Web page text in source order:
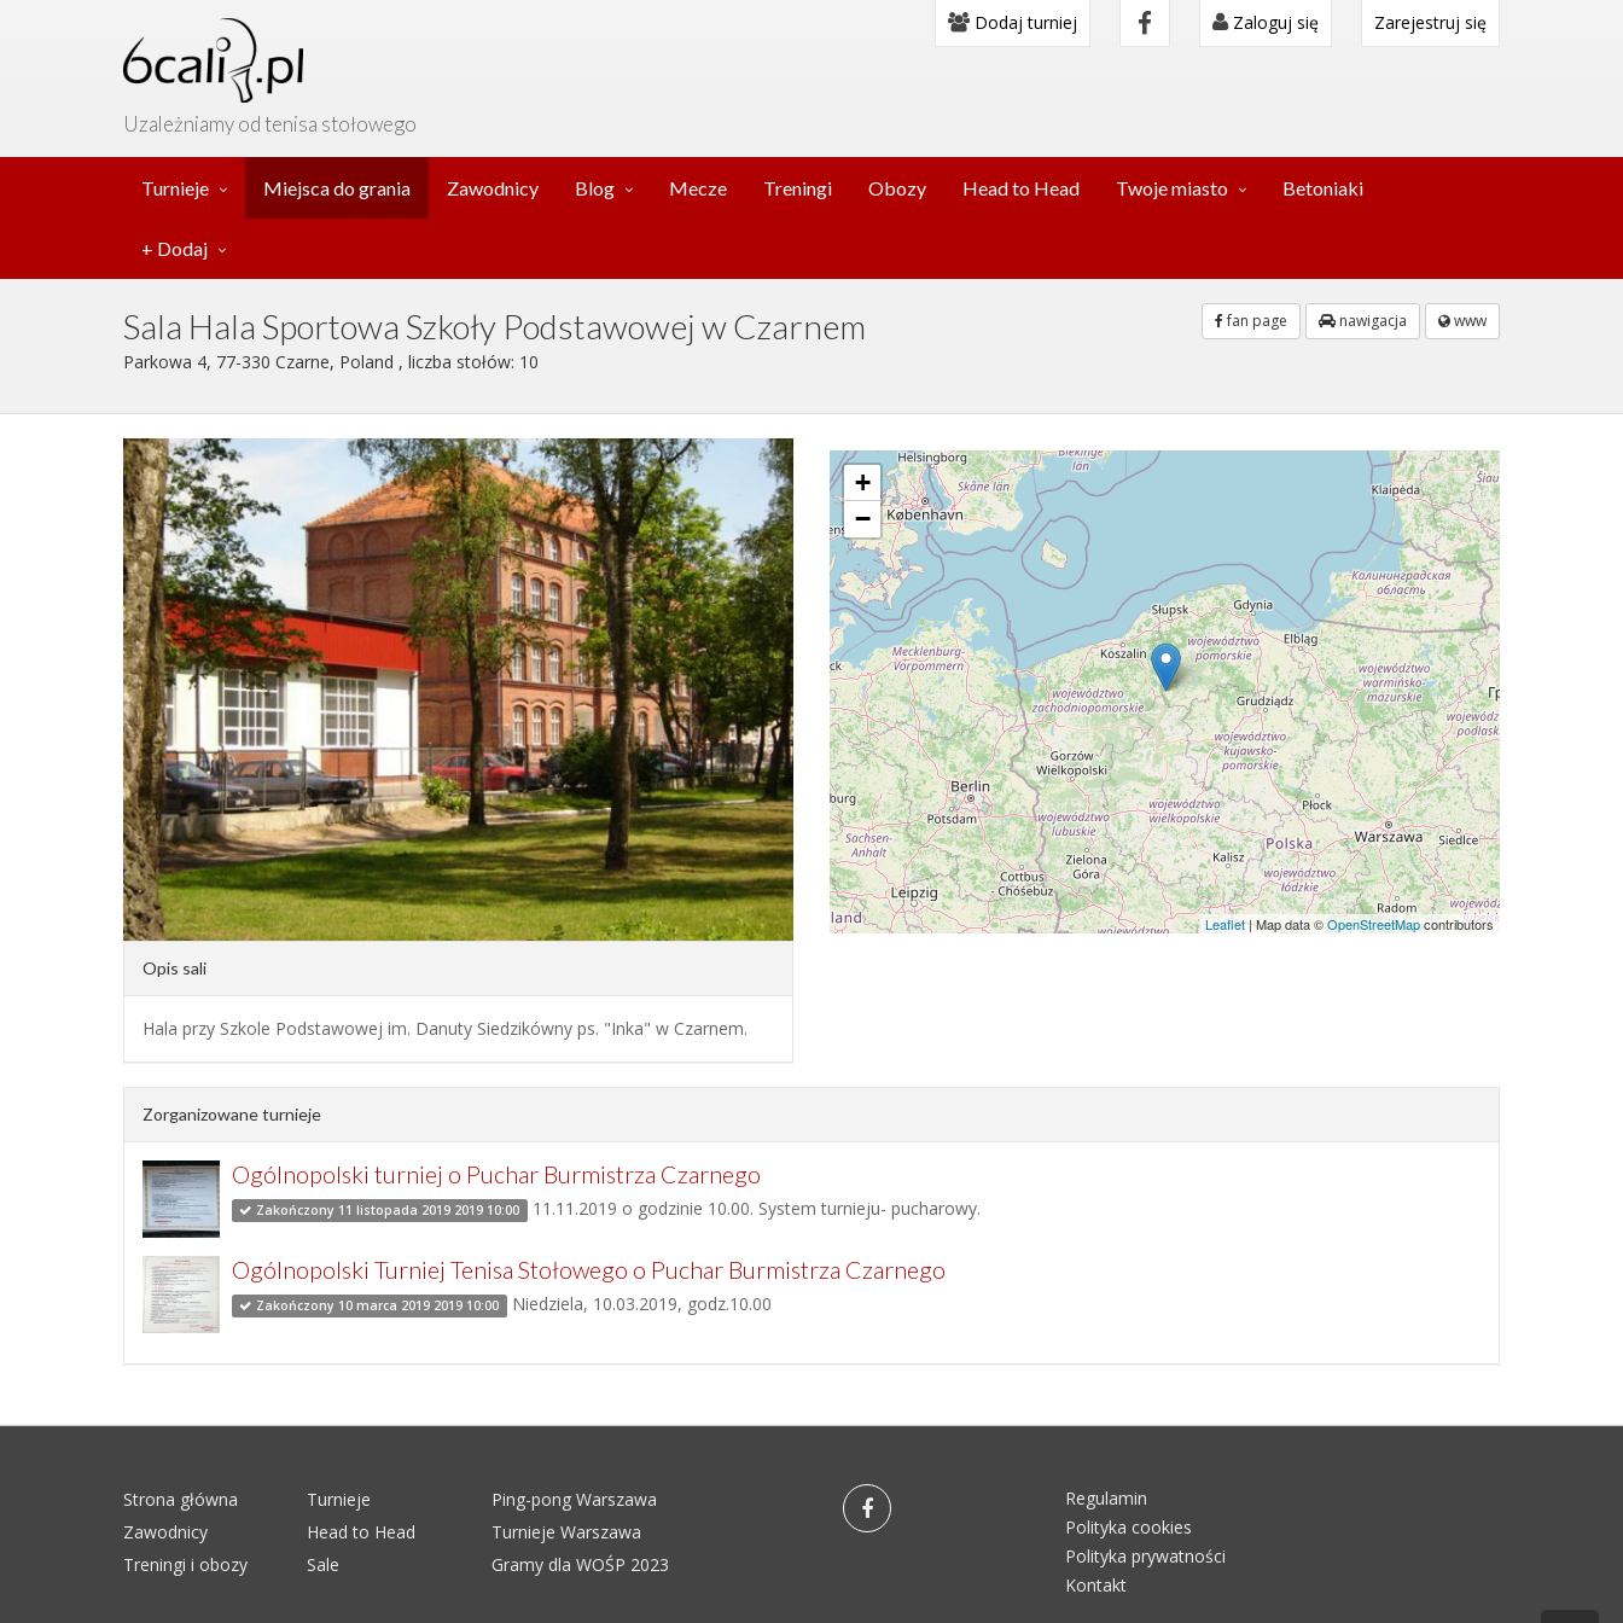
Uzależniamy od tenisa stołowego
Dodaj turniej Zaloguj się Zarejestruj się
Turnieje Miejsca do grania Zawodnicy Blog Mecze Treningi Obozy Head to Head Twoje miasto Betoniaki
+ Dodaj
Sala Hala Sportowa Szkoły Podstawowej w Czarnem
Parkowa 4, 77-330 Czarne, Poland , liczba stołów: 10
fan page nawigacja www
+
−
Leaflet | Map data ©OpenStreetMapcontributors
Opis sali
Hala przy Szkole Podstawowej im. Danuty Siedzikówny ps. "Inka" w Czarnem.
Zorganizowane turnieje
Ogólnopolski turniej o Puchar Burmistrza Czarnego
Zakończony 11 listopada 2019 2019 10:00 11.11.2019 o godzinie 10.00. System turnieju- pucharowy.
Ogólnopolski Turniej Tenisa Stołowego o Puchar Burmistrza Czarnego
Zakończony 10 marca 2019 2019 10:00 Niedziela, 10.03.2019, godz.10.00
Strona główna Turnieje
Ping-pong Warszawa
Zawodnicy
Head to Head
Turnieje Warszawa
Treningi i obozy
Sale Gramy dla WOŚP 2023
Regulamin
Polityka cookies
Polityka prywatności
Kontakt